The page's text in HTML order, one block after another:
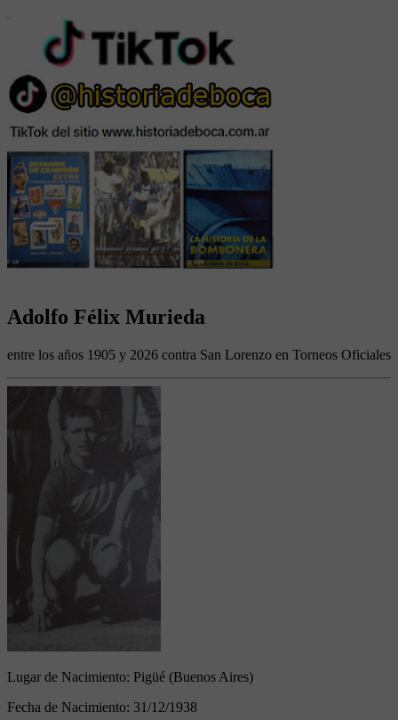
Adolfo Félix Murieda
entre los años 1905 y 2026 contra San Lorenzo en Torneos Oficiales
Lugar de Nacimiento: Pigüé (Buenos Aires)
Fecha de Nacimiento: 31/12/1938